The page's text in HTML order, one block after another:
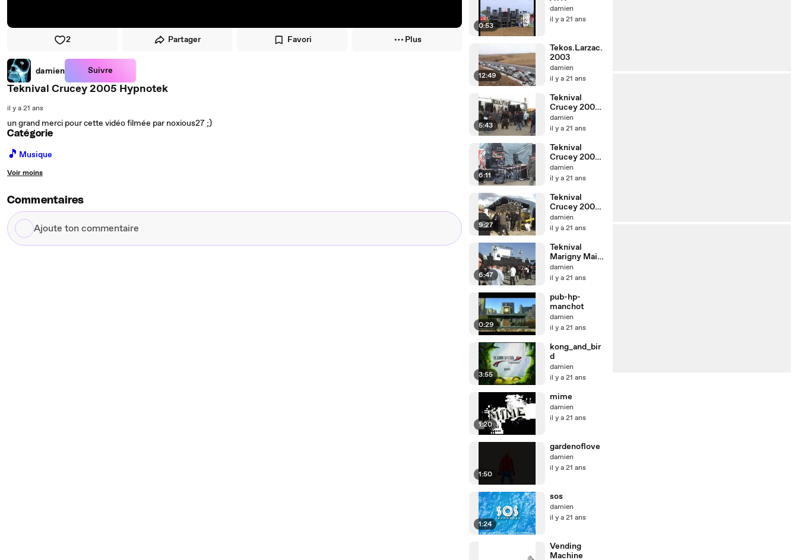
2 Partager Favori Plus
damien Suivre
Teknival Crucey 2005 Hypnotek
il y a 21 ans
un grand merci pour cette vidéo filmée par noxious27 ;)
Catégorie
🎵 Musique
Voir moins
Commentaires
Ajoute
ton
0:53
damien
il y a 21 ans
12:49
Tekos.Larzac.
2003
damien
il y a 21 ans
5:43
Teknival
Crucey 2005
Les Acolytes
damien
il y a 21 ans
6:11
Teknival
Crucey 2005
Les acharnés
damien
il y a 21 ans
9:27
Teknival
Crucey 2005
Ekofaz
damien
il y a 21 ans
6:47
Teknival
Marigny Mai
2005
Teknomad
damien
il y a 21 ans
0:29
pub-hp-
manchot
damien
il y a 21 ans
3:55
kong_and_bir
d
damien
il y a 21 ans
1:20
mime
damien
il y a 21 ans
1:50
gardenoflove
damien
il y a 21 ans
1:24
sos
damien
il y a 21 ans
Vending
Machine